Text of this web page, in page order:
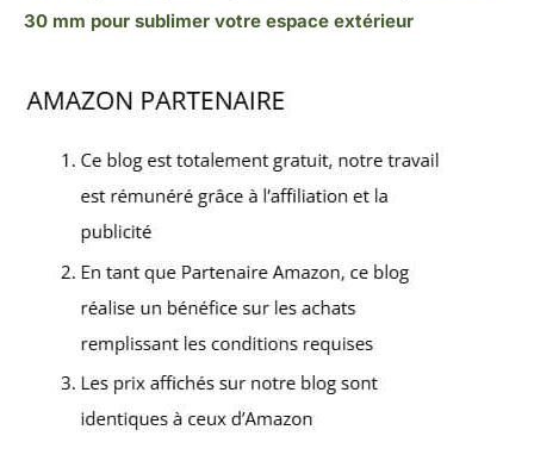
30 mm pour sublimer votre espace extérieur